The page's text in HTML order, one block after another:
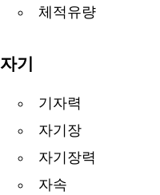
체적유량
자기
기자력
자기장
자기장력
자속